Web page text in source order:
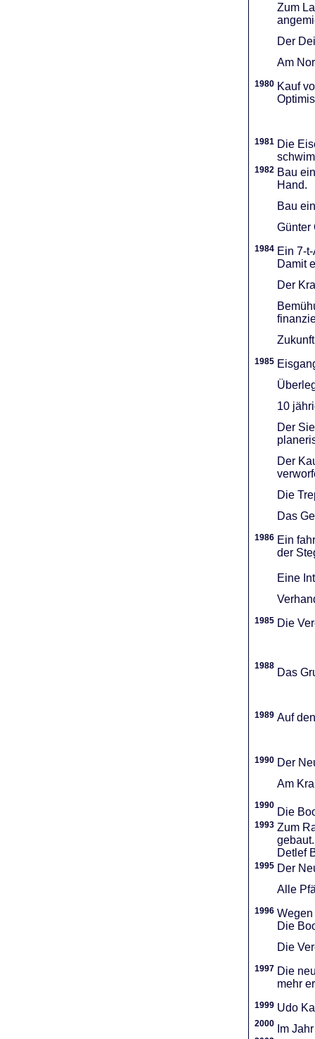
Zum
Der
Am
1980 Kauf
1981 Die
1982 Bau
Hand.
Bau
Günter
1984 Ein 7-
Damit
Der
1985
10
Der
Der
Die
Das
1986 Ein
der
Eine
1985 Die
1988
Das
1989 Auf
1990 Der
Am
1990
Die
1993 Zum
gebaut.
Detlef
1995 Der
Alle
1996
Die
Die
1997 Die
mehr
1999
2000
Udo
Im